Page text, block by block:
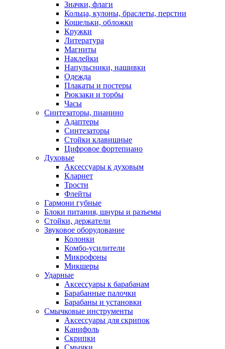
Значки, флаги
Кольца, кулоны, браслеты, перстни
Кошельки, обложки
Кружки
Литература
Магниты
Наклейки
Напульсники, нашивки
Одежда
Плакаты и постеры
Рюкзаки и торбы
Часы
Синтезаторы, пианино
Адаптеры
Синтезаторы
Стойки клавишные
Цифровое фортепиано
Духовые
Аксессуары к духовым
Кларнет
Трости
Флейты
Гармони губные
Блоки питания, шнуры и разъемы
Стойки, держатели
Звуковое оборудование
Колонки
Комбо-усилители
Микрофоны
Микшеры
Ударные
Аксессуары к барабанам
Барабанные палочки
Барабаны и установки
Смычковые инструменты
Аксессуары для скрипок
Канифоль
Скрипки
Смычки